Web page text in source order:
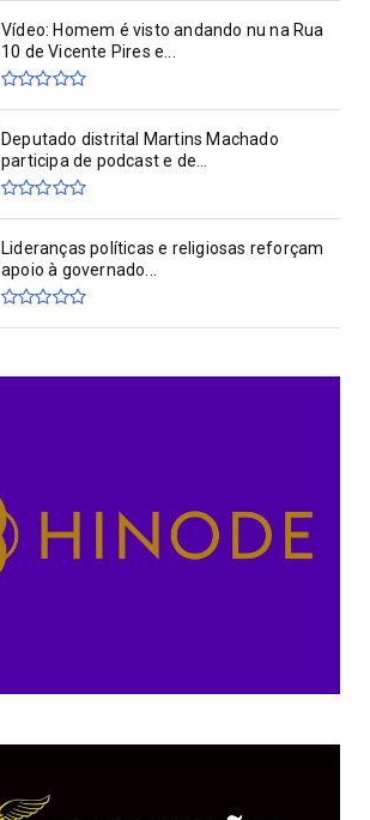
Vídeo: Homem é visto andando nu na Rua
10 de Vicente Pires e...
Deputado distrital Martins Machado
participa de podcast e de...
Lideranças políticas e religiosas reforçam
apoio à governado...